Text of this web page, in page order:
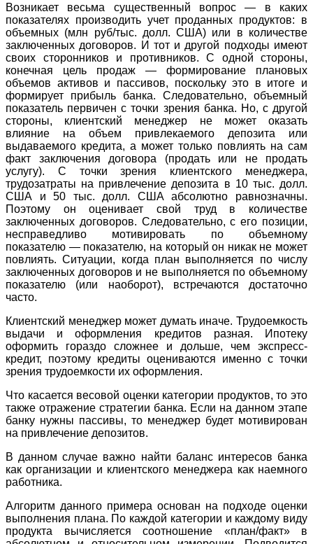
Возникает весьма существенный вопрос — в каких
показателях производить учет проданных продуктов: в
объемных (млн руб/тыс. долл. США) или в количестве
заключенных договоров. И тот и другой подходы имеют
своих сторонников и противников. С одной стороны,
конечная цель продаж — формирование плановых
объемов активов и пассивов, поскольку это в итоге и
формирует прибыль банка. Следовательно, объемный
показатель первичен с точки зрения банка. Но, с другой
стороны, клиентский менеджер не может оказать
влияние на объем привлекаемого депозита или
выдаваемого кредита, а может только повлиять на сам
факт заключения договора (продать или не продать
услугу). С точки зрения клиентского менеджера,
трудозатраты на привлечение депозита в 10 тыс. долл.
США и 50 тыс. долл. США абсолютно равнозначны.
Поэтому он оценивает свой труд в количестве
заключенных договоров. Следовательно, с его позиции,
несправедливо мотивировать по объемному
показателю — показателю, на который он никак не может
повлиять. Ситуации, когда план выполняется по числу
заключенных договоров и не выполняется по объемному
показателю (или наоборот), встречаются достаточно
часто.
Клиентский менеджер может думать иначе. Трудоемкость
выдачи и оформления кредитов разная. Ипотеку
оформить гораздо сложнее и дольше, чем экспресс-
кредит, поэтому кредиты оцениваются именно с точки
зрения трудоемкости их оформления.
Что касается весовой оценки категории продуктов, то это
также отражение стратегии банка. Если на данном этапе
банку нужны пассивы, то менеджер будет мотивирован
на привлечение депозитов.
В данном случае важно найти баланс интересов банка
как организации и клиентского менеджера как наемного
работника.
Алгоритм данного примера основан на подходе оценки
выполнения плана. По каждой категории и каждому виду
продукта вычисляется соотношение «план/факт» в